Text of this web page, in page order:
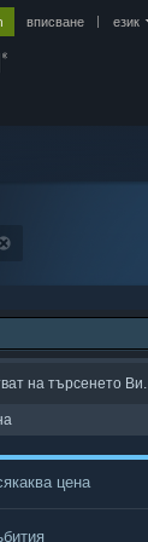
вписване език
на търсенето Ви.
цена